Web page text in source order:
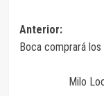
de
entradas
Anterior:
Boca comprará
Milo